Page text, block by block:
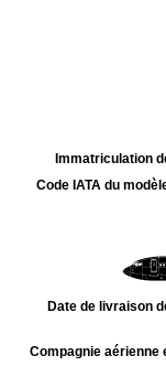
Immatriculation
Code IATA du
Date de livraison
Compagnie aérienne